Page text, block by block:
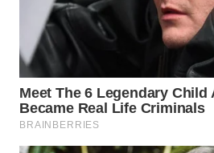
WN
PAKPAK
WN
KARAWANG
WN